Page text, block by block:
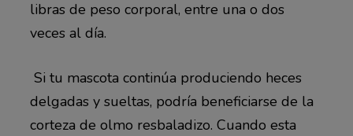
libras de peso corporal, entre una o dos
veces al día.
Si tu mascota continúa produciendo heces
delgadas y sueltas, podría beneficiarse de la
corteza de olmo resbaladizo. Cuando esta